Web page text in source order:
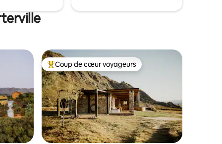
plus aimés Coup de cœur voyageurs parmi les plus aimés
Coup de cœur voyageurs